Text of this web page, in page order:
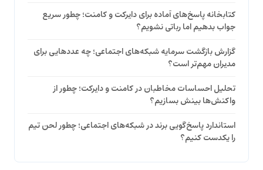
کتابخانه پاسخ‌های آماده برای دایرکت و کامنت؛ چطور سریع
جواب بدهیم اما رباتی نشویم؟
گزارش بازگشت سرمایه شبکه‌های اجتماعی؛ چه عددهایی برای
مدیران مهم‌تر است؟
تحلیل احساسات مخاطبان در کامنت و دایرکت؛ چطور از
واکنش‌ها بینش بسازیم؟
استاندارد پاسخ‌گویی برند در شبکه‌های اجتماعی؛ چطور لحن تیم
را یکدست کنیم؟